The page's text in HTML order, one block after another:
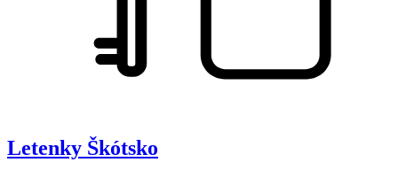
Letenky Škótsko